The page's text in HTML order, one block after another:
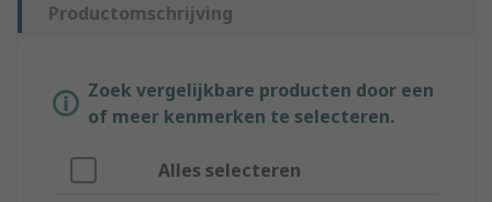
Productomschrijving
Zoek vergelijkbare producten door een
of meer kenmerken te selecteren.
Alles selecteren